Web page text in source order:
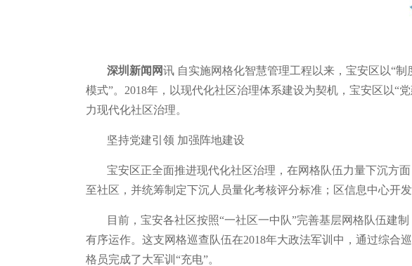
深圳新闻网讯 自实施网格化智慧管理工程以来，宝安区以“
模式”。2018年，以现代化社区治理体系建设为契机，宝安区以“
力现代化社区治理。
坚持党建引领 加强阵地建设
宝安区正全面推进现代化社区治理，在网格队伍力量下沉方
至社区，并统筹制定下沉人员量化考核评分标准；区信息中心开
目前，宝安各社区按照“一社区一中队”完善基层网格队伍建
有序运作。这支网格巡查队伍在2018年大政法军训中，通过综合
格员完成了大军训“充电”。